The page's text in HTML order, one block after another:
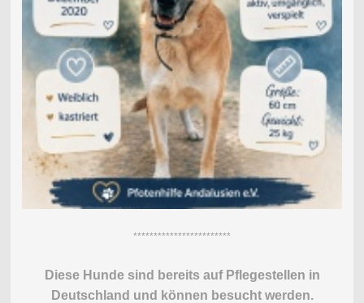
************************
Diese Hunde sind bereits auf Pflegestellen in
Deutschland und können besucht werden.